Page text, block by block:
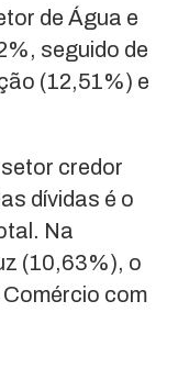
de Água e
seguido de
(12,51%) e
credor
dívidas é o
Na
(10,63%), o
com